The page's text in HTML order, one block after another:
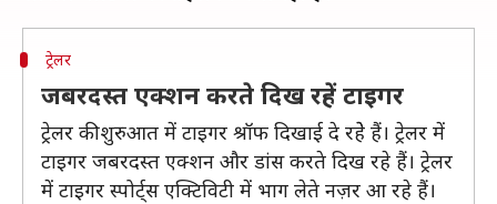
ट्रेलर
जबरदस्त एक्शन करते दिख रहें टाइगर
ट्रेलर की शुरुआत में टाइगर श्रॉफ दिखाई दे रहेे हैं। ट्रेलर में
टाइगर जबरदस्त एक्शन और डांस करते दिख रहे हैं। ट्रेलर
में टाइगर स्पोर्ट्स एक्टिविटी में भाग लेते नज़र आ रहे हैं।